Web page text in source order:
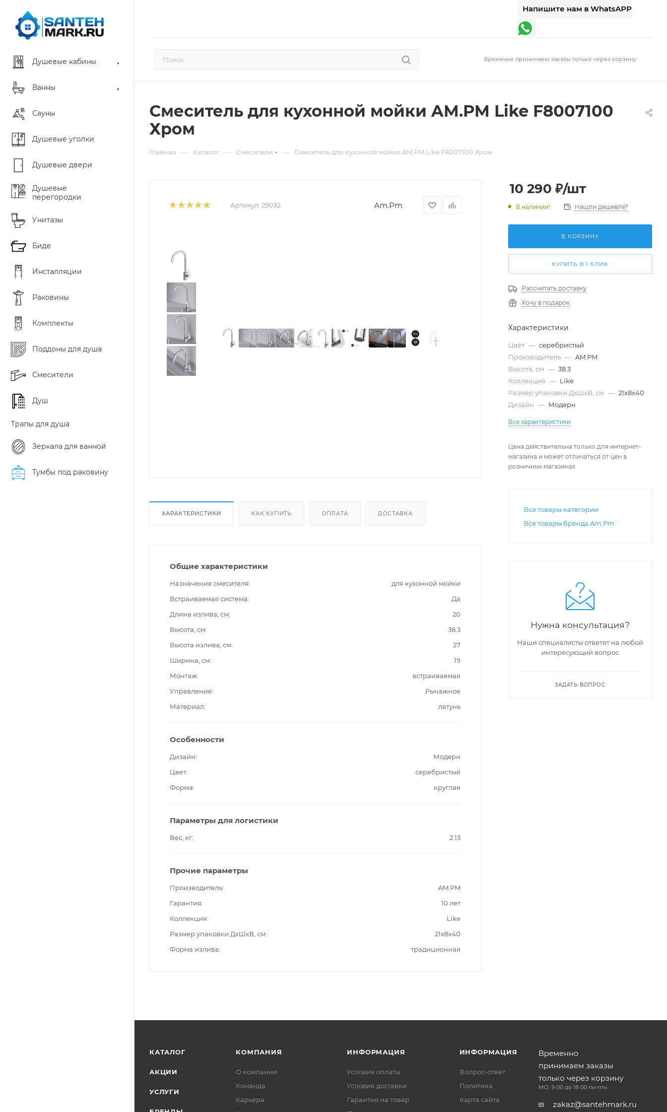
Напишите нам в WhatsAPP
Временно принимаем заказы только через корзину
Душевые кабины
Ванны
Сауны
Душевые уголки
Душевые двери
Душевые
перегородки
Унитазы
Биде
Инсталляции
Раковины
Комплекты
Поддоны для душа
Смесители
Душ
Трапы для душа
Зеркала для ванной
Тумбы под раковину
Смеситель для кухонной мойки AM.PM Like F8007100
Хром
Главная — Каталог — Смесители — Смеситель для кухонной мойки AM.PM Like F8007100 Хром
Артикул: 29032 Am.Pm
ХАРАКТЕРИСТИКИ КАК КУПИТЬ ОПЛАТА ДОСТАВКА
Общие характеристики
Назначение смесителя
для кухонной мойки
Встраиваемая система
Да
Длина излива, см
20
Высота, см
38.3
Высота излива, см
27
Ширина, см
19
Монтаж
встраиваемая
Управление
Рычажное
Материал
латунь
Особенности
Дизайн
Модерн
Цвет
серебристый
Форма
круглая
Параметры для логистики
Вес, кг 2.13
Прочие параметры
Производитель
AM.PM
Гарантия
10 лет
Коллекция
Like
Размер упаковки ДxШxВ, см
21x8x40
Форма излива
традиционная
10 290 ₽/шт
В наличии! Нашли дешевле?
В КОРЗИНУ
КУПИТЬ В 1 КЛИК
Рассчитать доставку
Хочу в подарок
Характеристики
Цвет — серебристый
Производитель — AM.PM
Высота, см — 38.3
Коллекция — Like
Размер упаковки ДxШxВ, см — 21x8x40
Дизайн — Модерн
Все характеристики
Цена действительна только для интернет-
магазина и может отличаться от цен в
розничных магазинах
Все товары категории
Все товары бренда Am.Pm
Нужна консультация?
Наши специалисты ответят на любой
интересующий вопрос
ЗАДАТЬ ВОПРОС
КАТАЛОГ
АКЦИИ
УСЛУГИ
КОМПАНИЯ
О компании
Команда
Карьера
ИНФОРМАЦИЯ
Условия оплаты
Условия доставки
Гарантия на товар
ИНФОРМАЦИЯ
Вопрос-ответ
Политика
Карта сайта
Временно
принимаем заказы
только через корзину
МО: 9:00 до 18:00 пн-птн
zakaz@santehmark.ru